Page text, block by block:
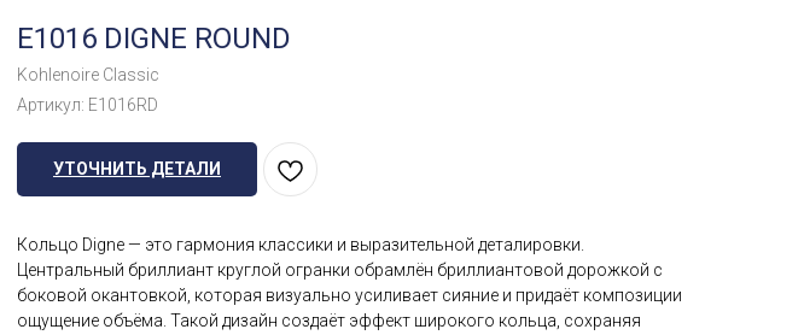
E1016 DIGNE ROUND
Kohlenoire Classic
Артикул: E1016RD
УТОЧНИТЬ ДЕТАЛИ
Кольцо Digne — это гармония классики и выразительной деталировки.
Центральный бриллиант круглой огранки обрамлён бриллиантовой дорожкой с
боковой окантовкой, которая визуально усиливает сияние и придаёт композиции
ощущение объёма. Такой дизайн создаёт эффект широкого кольца, сохраняя